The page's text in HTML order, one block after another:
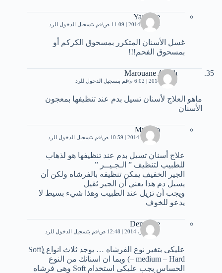
Yasmine
23 يناير، 2014 | 11:09 ص قم بتسجيل الدخول للرد
غسل الأسنان المتكرر بمسحوق الكركم أو
بمسحوق الفحم!!!
Marouane Abrah
8 يناير، 2014 | 6:02 م قم بتسجيل الدخول للرد
ماهو العلاج لأسنان تسيل بدم عند تنظيفها بمعجون
الأسنان
Mustafa
2 فبراير، 2014 | 10:59 ص قم بتسجيل الدخول للرد
علاج أسنان تسيل بدم عند تنظيفها هو لذهاب
للطبيب لتنظيف ” الـجـيــر ”
الجير الخفيف يمكن تنظيفه بالفرشاه ولكن أن
يسيل دم هذا يعني أن الجير ثقيل
ويجب أن تزيل عند الطبيب وهذا شيء بسيط لا
يدعو للخوف
Demoeye
22 فبراير، 2014 | 12:48 ص قم بتسجيل الدخول للرد
عليكى بتغير نوع الفرشاه … يوجد ثلاث انواع (ٍSoft
– medium – Hard) وبما ان اسنانك من النوع
الحساس يجب عليكى استخدام Soft وهى فرشاه